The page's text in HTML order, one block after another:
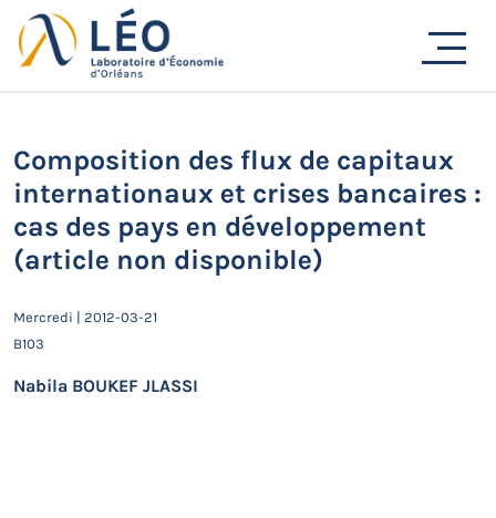
Passer
au
contenu
Actualités
Accueil Actualités
non disponible)
Composition des flux de capitaux
internationaux et crises bancaires :
cas des pays en développement
(article non disponible)
Mercredi | 2012-03-21
B103
Nabila BOUKEF JLASSI